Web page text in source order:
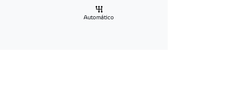
Automático